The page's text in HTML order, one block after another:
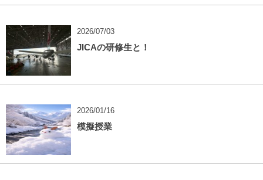
2026/07/03
JICAの研修生と！
2026/01/16
模擬授業